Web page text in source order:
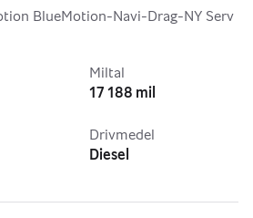
BlueMotion-Navi-Drag-NY Serv
Miltal
17 188 mil
Drivmedel
Diesel